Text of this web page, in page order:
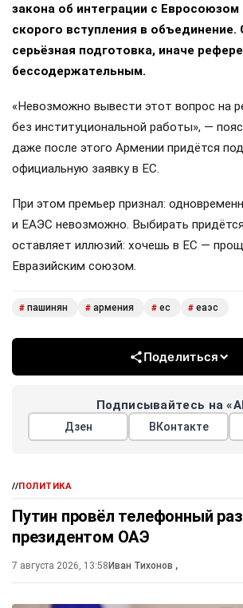
закона об интеграции с Евросоюзом
скорого вступления в объединение.
серьёзная подготовка, иначе
бессодержательным.
«Невозможно вывести этот вопрос на
без институциональной работы», —
даже после этого Армении придётся
официальную заявку в ЕС.
При этом премьер признал:
и ЕАЭС невозможно. Выбирать
оставляет иллюзий: хочешь в ЕС —
Евразийским союзом.
# пашинян # армения # ес # еаэс
Поделиться
Подписывайтесь на
Дзен ВКонтакте
//ПОЛИТИКА
Путин провёл телефонный
президентом ОАЭ
7 августа 2026, 13:58 Иван Тихонов ,